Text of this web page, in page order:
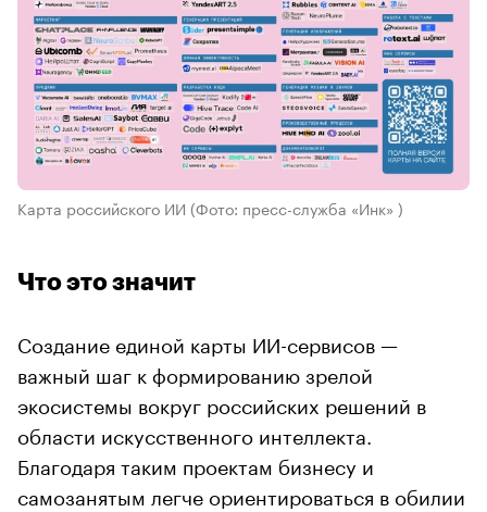
Карта российского ИИ (Фото: пресс-служба «Инк» )
Что это значит
Создание единой карты ИИ-сервисов —
важный шаг к формированию зрелой
экосистемы вокруг российских решений в
области искусственного интеллекта.
Благодаря таким проектам бизнесу и
самозанятым легче ориентироваться в обилии